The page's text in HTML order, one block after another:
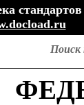
Поиск